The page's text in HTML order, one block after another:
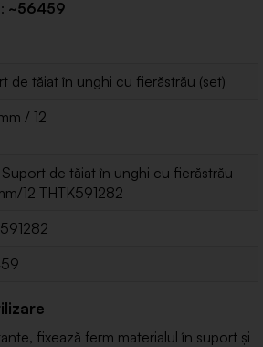
~56459
de tăiat în unghi cu fierăstrău (set)
/ 12
de tăiat în unghi cu fierăstrău
12 THTK591282
fixează ferm materialul în suport și